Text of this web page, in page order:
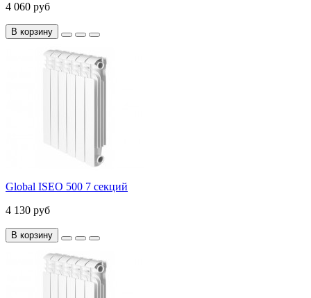
4 060 руб
В корзину
Global ISEO 500 7 секций
4 130 руб
В корзину